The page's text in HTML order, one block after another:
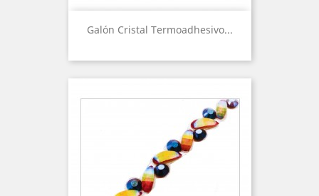
Galón Cristal Termoadhesivo...